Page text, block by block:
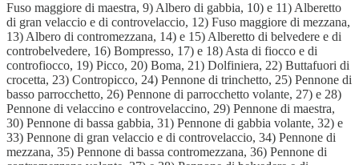
Fuso maggiore di maestra, 9) Albero di gabbia, 10) e 11) Alberetto
di gran velaccio e di controvelaccio, 12) Fuso maggiore di mezzana,
13) Albero di contromezzana, 14) e 15) Alberetto di belvedere e di
controbelvedere, 16) Bompresso, 17) e 18) Asta di fiocco e di
controfiocco, 19) Picco, 20) Boma, 21) Dolfiniera, 22) Buttafuori di
crocetta, 23) Contropicco, 24) Pennone di trinchetto, 25) Pennone di
basso parrocchetto, 26) Pennone di parrocchetto volante, 27) e 28)
Pennone di velaccino e controvelaccino, 29) Pennone di maestra,
30) Pennone di bassa gabbia, 31) Pennone di gabbia volante, 32) e
33) Pennone di gran velaccio e di controvelaccio, 34) Pennone di
mezzana, 35) Pennone di bassa contromezzana, 36) Pennone di